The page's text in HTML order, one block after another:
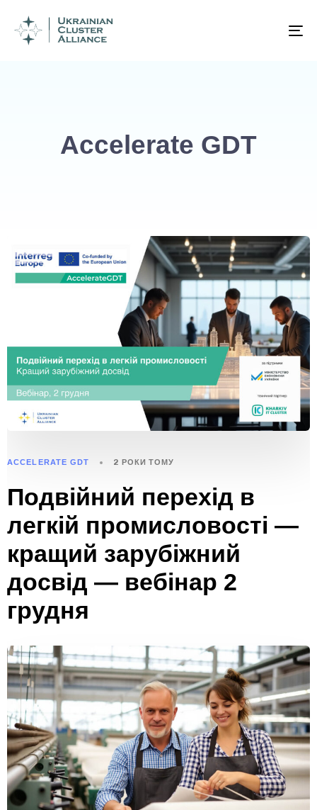
Accelerate GDT
ACCELERATE GDT 2 РОКИ ТОМУ
Подвійний перехід в
легкій промисловості —
кращий зарубіжний
досвід — вебінар 2
грудня